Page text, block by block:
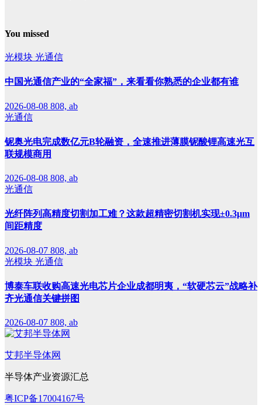
You missed
光模块 光通信
中国光通信产业的“全家福”，来看看你熟悉的企业都有谁
2026-08-08 808, ab
光通信
铌奥光电完成数亿元B轮融资，全速推进薄膜铌酸锂高速光互
联规模商用
2026-08-08 808, ab
光通信
光纤阵列高精度切割加工难？这款超精密切割机实现±0.3μm
间距精度
2026-08-07 808, ab
光模块 光通信
博泰车联收购高速光电芯片企业成都明夷，“软硬芯云”战略补
齐光通信关键拼图
2026-08-07 808, ab
艾邦半导体网
半导体产业资源汇总
粤ICP备17004167号